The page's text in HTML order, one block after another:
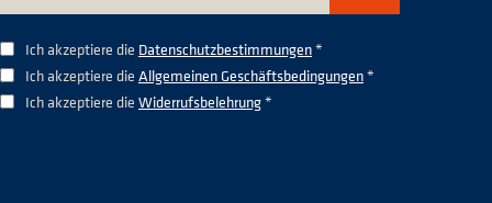
Ich akzeptiere die Datenschutzbestimmungen*
Ich akzeptiere die Allgemeinen Geschäftsbedingungen*
Ich akzeptiere die Widerrufsbelehrung*